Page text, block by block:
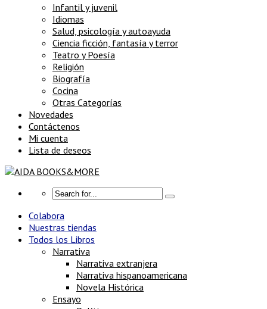
Infantil y juvenil
Idiomas
Salud, psicología y autoayuda
Ciencia ficción, fantasía y terror
Teatro y Poesía
Religión
Biografía
Cocina
Otras Categorías
Novedades
Contáctenos
Mi cuenta
Lista de deseos
Colabora
Nuestras tiendas
Todos los Libros
Narrativa
Narrativa extranjera
Narrativa hispanoamericana
Novela Histórica
Ensayo